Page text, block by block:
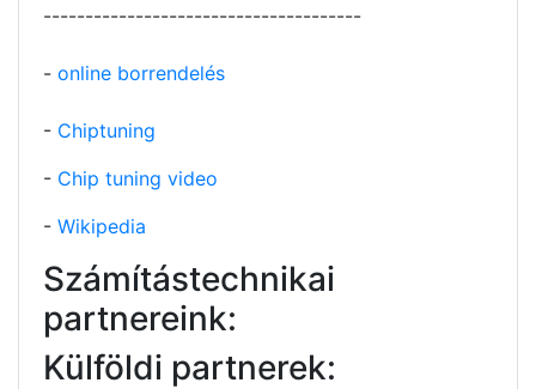
--------------------------------------
- online borrendelés
- Chiptuning
- Chip tuning video
- Wikipedia
Számítástechnikai
partnereink:
Külföldi partnerek: